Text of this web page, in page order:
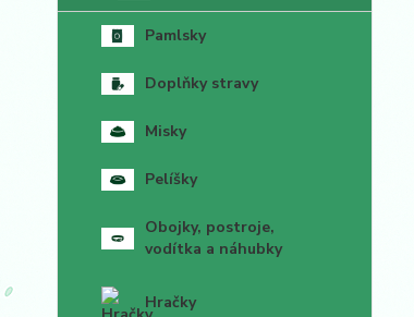
Pamlsky
Doplňky stravy
Misky
Pelíšky
Obojky, postroje,
vodítka a náhubky
Hračky